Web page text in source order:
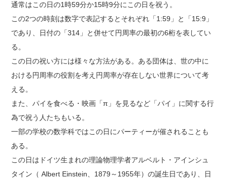
通常はこの日の1時59分か15時9分にこの日を祝う。
この2つの時刻は数字で表記するとそれぞれ「1:59」と「15:9」
であり、日付の「314」と併せて円周率の最初の6桁を表してい
る。
この日の祝い方には様々な方法がある。ある団体は、世の中に
おける円周率の役割を考え円周率が存在しない世界について考
える。
また、パイを食べる・映画「π」を見るなど「パイ」に関する行
為で祝う人たちもいる。
一部の学校の数学科ではこの日にパーティーが催されることも
ある。
この日はドイツ生まれの理論物理学者アルベルト・アインシュ
タイン（ Albert Einstein、1879～1955年）の誕生日であり、日